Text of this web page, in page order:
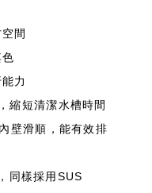
間
力
縮短清潔水槽時間
壁滑順，能有效排
同樣採用SUS